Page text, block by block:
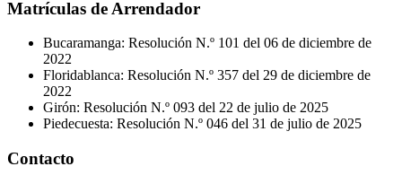
Matrículas de Arrendador
Bucaramanga: Resolución N.º 101 del 06 de diciembre de
2022
Floridablanca: Resolución N.º 357 del 29 de diciembre de
2022
Girón: Resolución N.º 093 del 22 de julio de 2025
Piedecuesta: Resolución N.º 046 del 31 de julio de 2025
Contacto